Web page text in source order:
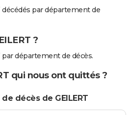
décédés par département de
?
par département de décès.
qui nous ont quittés ?
décès de GEILERT